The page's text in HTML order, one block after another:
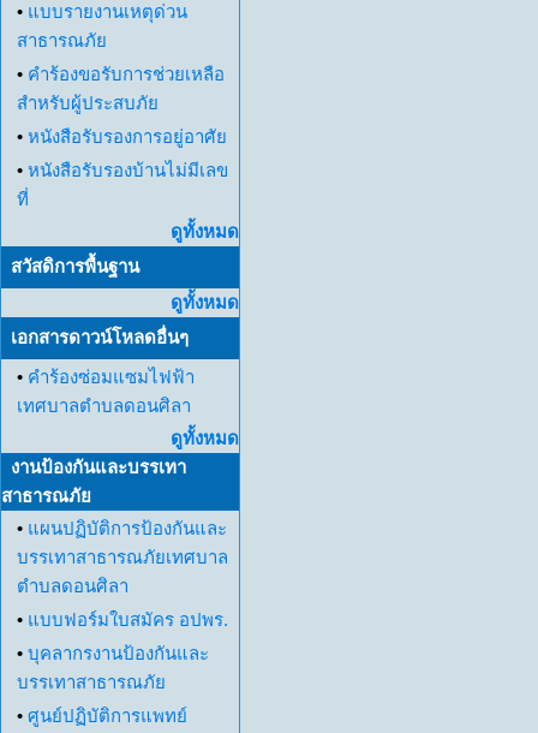
• แบบรายงานเหตุด่วน
สาธารณภัย
• คำร้องขอรับการช่วยเหลือ
สำหรับผู้ประสบภัย
• หนังสือรับรองการอยู่อาศัย
• หนังสือรับรองบ้านไม่มีเลข
ที่
ดูทั้งหมด
สวัสดิการพื้นฐาน
ดูทั้งหมด
เอกสารดาวน์โหลดอื่นๆ
• คำร้องซ่อมแซมไฟฟ้า
เทศบาลตำบลดอนศิลา
ดูทั้งหมด
งานป้องกันและบรรเทา
สาธารณภัย
• แผนปฏิบัติการป้องกันและ
บรรเทาสาธารณภัยเทศบาล
ตำบลดอนศิลา
• แบบฟอร์มใบสมัคร อปพร.
• บุคลากรงานป้องกันและ
บรรเทาสาธารณภัย
• ศูนย์ปฏิบัติการแพทย์